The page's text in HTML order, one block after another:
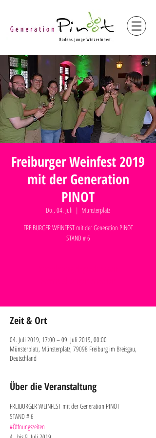
Freiburger Weinfest 2019
mit der Generation
PINOT
Do., 04. Juli
  |
Münsterplatz
FREIBURGER WEINFEST mit der Generation PINOT
STAND # 6
Zeit & Ort
04. Juli 2019, 17:00 – 09. Juli 2019, 00:00
Münsterplatz, Münsterplatz, 79098 Freiburg im Breisgau,
Deutschland
Über die Veranstaltung
FREIBURGER WEINFEST mit der Generation PINOT
STAND # 6
#Öffnungszeiten